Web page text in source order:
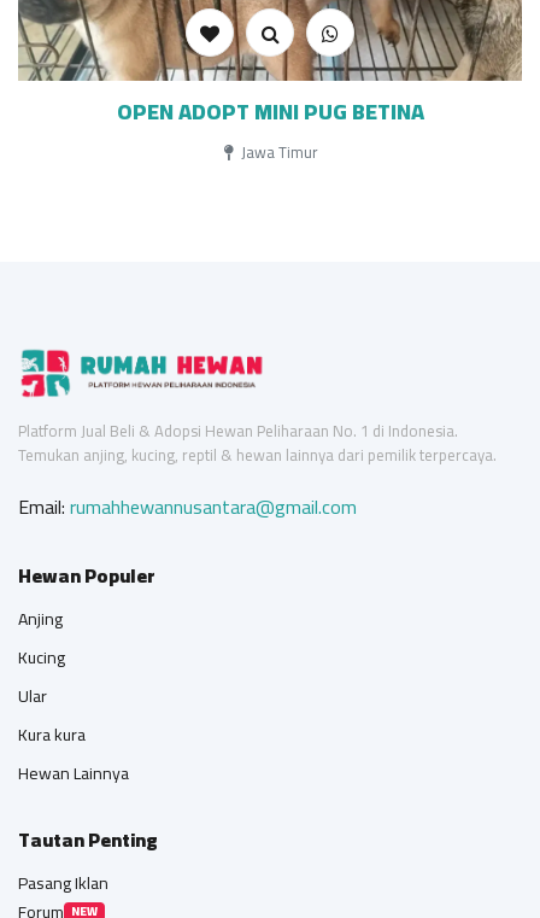
OPEN ADOPT MINI PUG BETINA
Jawa Timur
Platform Jual Beli & Adopsi Hewan Peliharaan No. 1 di Indonesia.
Temukan anjing, kucing, reptil & hewan lainnya dari pemilik terpercaya.
Email:rumahhewannusantara@gmail.com
Hewan Populer
Anjing
Kucing
Ular
Kura kura
Hewan Lainnya
Tautan Penting
Pasang Iklan
NEW